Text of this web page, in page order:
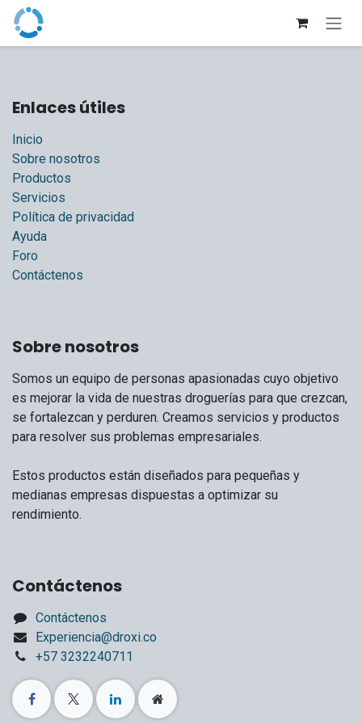
Ir al contenido
Enlaces útiles
Inicio
Sobre nosotros
Productos
Servicios
Política de privacidad
Ayuda
Foro
Contáctenos
Sobre nosotros
Somos un equipo de personas apasionadas cuyo objetivo
es mejorar la vida de nuestras droguerías para que crezcan,
se fortalezcan y perduren. Creamos servicios y productos
para resolver sus problemas empresariales.
Estos productos están diseñados para pequeñas y
medianas empresas dispuestas a optimizar su
rendimiento.
Contáctenos
Contáctenos
Experiencia@droxi.co
+57 3232240711